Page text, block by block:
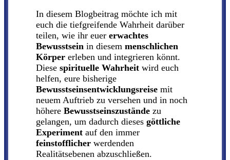
In diesem Blogbeitrag möchte ich mit
euch die tiefgreifende Wahrheit darüber
teilen, wie ihr euer erwachtes
Bewusstsein in diesem menschlichen
Körper erleben und integrieren könnt.
Diese spirituelle Wahrheit wird euch
helfen, eure bisherige
Bewusstseinsentwicklungsreise mit
neuem Auftrieb zu versehen und in noch
höhere Bewusstseinszustände zu
gelangen, um dadurch dieses göttliche
Experiment auf den immer
feinstofflicher werdenden
Realitätsebenen abzuschließen.